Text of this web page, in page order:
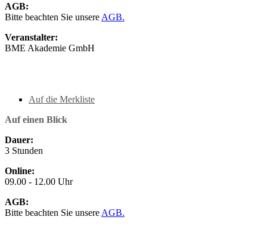
AGB:
Bitte beachten Sie unsere AGB.
Veranstalter:
BME Akademie GmbH
Auf die Merkliste
Auf einen Blick
Dauer:
3 Stunden
Online:
09.00 - 12.00 Uhr
AGB:
Bitte beachten Sie unsere AGB.